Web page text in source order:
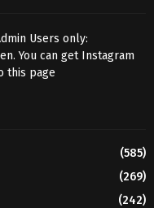
Users only:
You can get Instagram
this page
(585)
(269)
(242)